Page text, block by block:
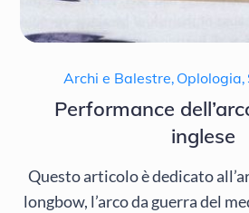
Archi e Balestre, Oplologia,
Performance
inglese
Questo articolo è dedicato
longbow, l’arco da guerra del